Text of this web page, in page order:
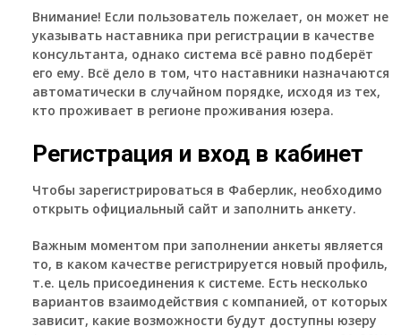
Внимание! Если пользователь пожелает, он может не
указывать наставника при регистрации в качестве
консультанта, однако система всё равно подберёт
его ему. Всё дело в том, что наставники назначаются
автоматически в случайном порядке, исходя из тех,
кто проживает в регионе проживания юзера.
Регистрация и вход в кабинет
Чтобы зарегистрироваться в Фаберлик, необходимо
открыть официальный сайт и заполнить анкету.
Важным моментом при заполнении анкеты является
то, в каком качестве регистрируется новый профиль,
т.е. цель присоединения к системе. Есть несколько
вариантов взаимодействия с компанией, от которых
зависит, какие возможности будут доступны юзеру